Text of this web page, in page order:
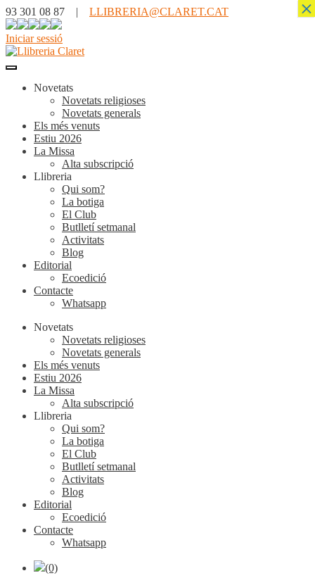
93 301 08 87 | LLIBRERIA@CLARET.CAT
Iniciar sessió
Novetats
Novetats religioses
Novetats generals
Els més venuts
Estiu 2026
La Missa
Alta subscripció
Llibreria
Qui som?
La botiga
El Club
Butlletí setmanal
Activitats
Blog
Editorial
Ecoedició
Contacte
Whatsapp
Novetats
Novetats religioses
Novetats generals
Els més venuts
Estiu 2026
La Missa
Alta subscripció
Llibreria
Qui som?
La botiga
El Club
Butlletí setmanal
Activitats
Blog
Editorial
Ecoedició
Contacte
Whatsapp
(0)
×